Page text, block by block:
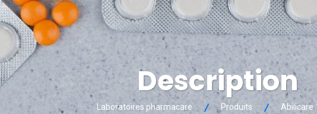
Description
Laboratoires pharmacare Produits Abilicare